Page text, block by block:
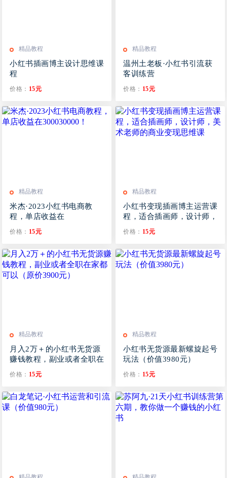
精品教程
小红书插画博主设计思维课
程
价格： 15元
精品教程
温州土老板·小红书引流获
客训练营
价格： 15元
精品教程
米杰·2023小红书电商教
程，单店收益在
价格： 15元
精品教程
小红书变现插画博主运营课
程，适合插画师，设计师，
价格： 15元
精品教程
月入2万＋的小红书无货源
赚钱教程，副业或者全职在
价格： 15元
精品教程
小红书无货源最新螺旋起号
玩法（价值3980元）
价格： 15元